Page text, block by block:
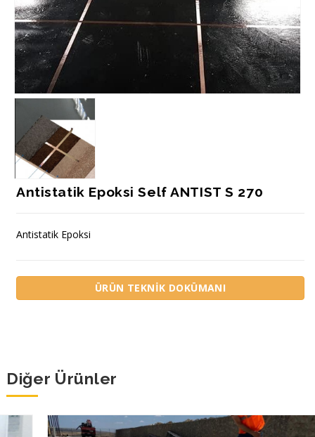
Antistatik Epoksi Self ANTIST S 270
Antistatik Epoksi
ÜRÜN TEKNİK DOKÜMANI
Diğer Ürünler